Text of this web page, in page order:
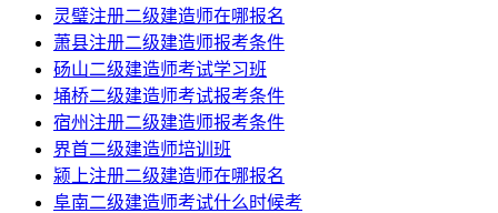
灵璧注册二级建造师在哪报名
萧县注册二级建造师报考条件
砀山二级建造师考试学习班
埇桥二级建造师考试报考条件
宿州注册二级建造师报考条件
界首二级建造师培训班
颍上注册二级建造师在哪报名
阜南二级建造师考试什么时候考